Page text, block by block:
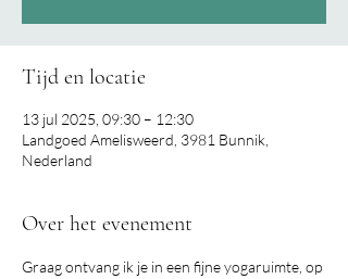
Tijd en locatie
13 jul 2025, 09:30 – 12:30
Landgoed Amelisweerd, 3981 Bunnik,
Nederland
Over het evenement
Graag ontvang ik je in een fijne yogaruimte, op